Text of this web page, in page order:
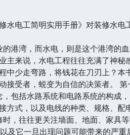
水电工简明实用手册》对装修水电
港湾，而水电，则是这个港湾的
主来说，水电工程往往充满了神秘
中少走弯路，将钱花在刀刃上？本
受者，蜕变为自信的决策者。 第
包括水路系统和电路系统的构成
方式，以及电线的种类、规格、配
，往往更关注墙面、地面、家具
及它一旦出现问题可能带来的严重